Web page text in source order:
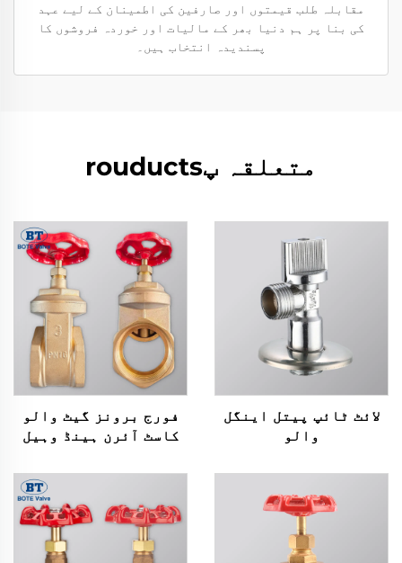
مقابلہ طلب قیمتوں اور صارفین کی اطمینان کے لیے عہد
کی بنا پر ہم دنیا بھر کے مالیات اور خوردہ فروشوں کا
پسندیدہ انتخاب ہیں۔
متعلقہ پrouducts
لائٹ ٹائپ پیتل اینگل
والو
فورج برونز گیٹ والو
کاسٹ آئرن ہینڈ وہیل